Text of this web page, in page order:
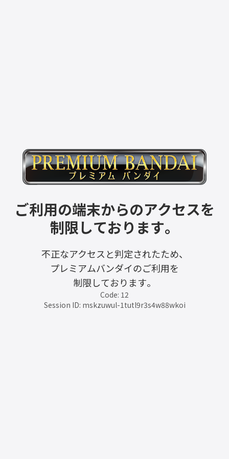
ご利用の端末からのアクセスを
制限しております。
不正なアクセスと判定されたため、
プレミアムバンダイのご利用を
制限しております。
Code: 12
Session ID: mskzuwul-1tutl9r3s4w88wkoi